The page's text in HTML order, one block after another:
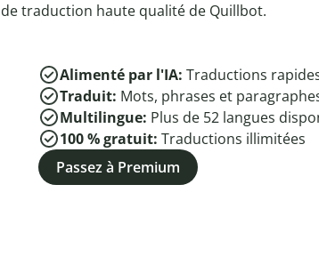
traduction haute qualité de Quillbot.
Alimenté par l'IA: Traductions
Traduit: Mots, phrases et
Multilingue: Plus de 52 langues
100 % gratuit: Traductions illimitées
Passez à Premium